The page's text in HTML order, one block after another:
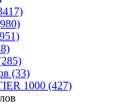
(33)
1000 (427)